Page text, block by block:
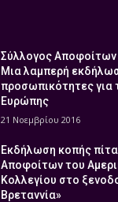
Σύλλογος
Μια λαμπερή
προσωπικότητες για
Ευρώπης
21 Νοεμβρίου 2016
Εκδήλωση κοπής
Αποφοίτων του
Κολλεγίου στο
Βρεταννία»